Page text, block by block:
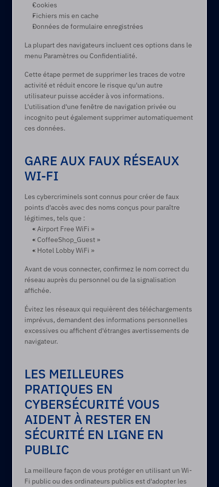
Cookies
Fichiers mis en cache
Données de formulaire enregistrées
La plupart des navigateurs incluent ces options dans le
menu Paramètres ou Confidentialité.
Cette étape permet de supprimer les traces de votre
activité et réduit encore le risque qu'un autre
utilisateur puisse accéder à vos informations.
L'utilisation d'une fenêtre de navigation privée ou
incognito peut également supprimer automatiquement
ces données.
GARE AUX FAUX RÉSEAUX
WI-FI
Les cybercriminels sont connus pour créer de faux
points d'accès avec des noms conçus pour paraître
légitimes, tels que :
« Airport Free WiFi »
« CoffeeShop_Guest »
« Hotel Lobby WiFi »
Avant de vous connecter, confirmez le nom correct du
réseau auprès du personnel ou de la signalisation
affichée.
Évitez les réseaux qui requièrent des téléchargements
imprévus, demandent des informations personnelles
excessives ou affichent d'étranges avertissements de
navigateur.
LES MEILLEURES
PRATIQUES EN
CYBERSÉCURITÉ VOUS
AIDENT À RESTER EN
SÉCURITÉ EN LIGNE EN
PUBLIC
La meilleure façon de vous protéger en utilisant un Wi-
Fi public ou des ordinateurs publics est d'adopter les